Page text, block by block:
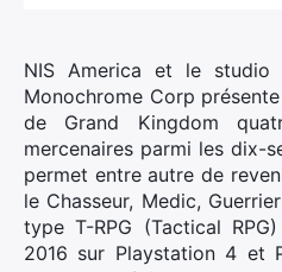
NIS America et le studio
Monochrome Corp
de Grand Kingdom
mercenaires parmi les dix-
permet entre autre de
le Chasseur, Medic,
type T-RPG (Tactical
2016 sur Playstation 4 et